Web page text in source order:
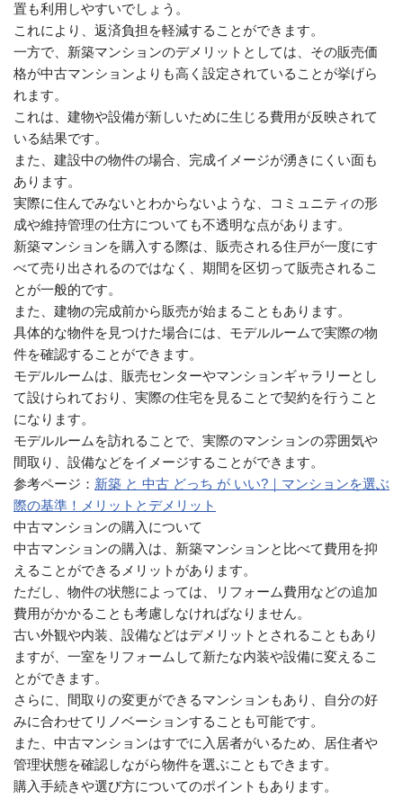
置も利用しやすいでしょう。
これにより、返済負担を軽減することができます。
一方で、新築マンションのデメリットとしては、その販売価
格が中古マンションよりも高く設定されていることが挙げら
れます。
これは、建物や設備が新しいために生じる費用が反映されて
いる結果です。
また、建設中の物件の場合、完成イメージが湧きにくい面も
あります。
実際に住んでみないとわからないような、コミュニティの形
成や維持管理の仕方についても不透明な点があります。
新築マンションを購入する際は、販売される住戸が一度にす
べて売り出されるのではなく、期間を区切って販売されるこ
とが一般的です。
また、建物の完成前から販売が始まることもあります。
具体的な物件を見つけた場合には、モデルルームで実際の物
件を確認することができます。
モデルルームは、販売センターやマンションギャラリーとし
て設けられており、実際の住宅を見ることで契約を行うこと
になります。
モデルルームを訪れることで、実際のマンションの雰囲気や
間取り、設備などをイメージすることができます。
参考ページ： 新築 と 中古 どっち が いい?｜マンションを選ぶ
際の基準！メリットとデメリット
中古マンションの購入について
中古マンションの購入は、新築マンションと比べて費用を抑
えることができるメリットがあります。
ただし、物件の状態によっては、リフォーム費用などの追加
費用がかかることも考慮しなければなりません。
古い外観や内装、設備などはデメリットとされることもあり
ますが、一室をリフォームして新たな内装や設備に変えるこ
とができます。
さらに、間取りの変更ができるマンションもあり、自分の好
みに合わせてリノベーションすることも可能です。
また、中古マンションはすでに入居者がいるため、居住者や
管理状態を確認しながら物件を選ぶこともできます。
購入手続きや選び方についてのポイントもあります。